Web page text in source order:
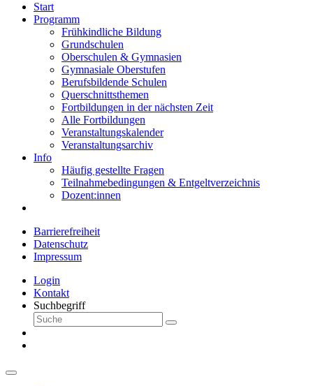
Start
Programm
Frühkindliche Bildung
Grundschulen
Oberschulen & Gymnasien
Gymnasiale Oberstufen
Berufsbildende Schulen
Querschnittsthemen
Fortbildungen in der nächsten Zeit
Alle Fortbildungen
Veranstaltungskalender
Veranstaltungsarchiv
Info
Häufig gestellte Fragen
Teilnahmebedingungen & Entgeltverzeichnis
Dozent:innen
Barrierefreiheit
Datenschutz
Impressum
Login
Kontakt
Suchbegriff